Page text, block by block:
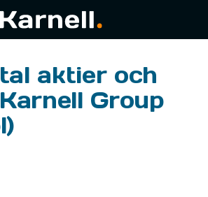
aktier och
Group